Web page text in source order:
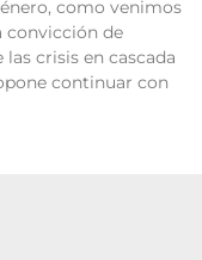
como venimos
convicción de
crisis en cascada
continuar con